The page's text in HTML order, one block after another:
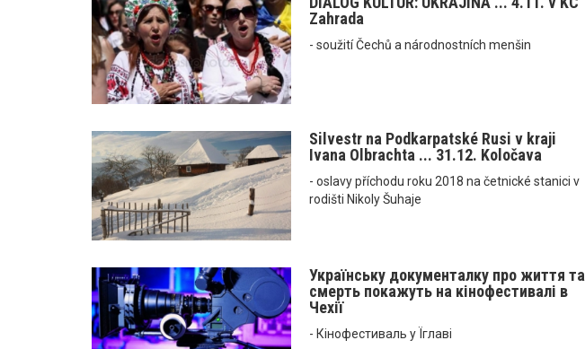
Zahrada
- soužití Čechů a národnostních menšin
Silvestr na Podkarpatské Rusi v kraji
Ivana Olbrachta ... 31.12. Koločava
- oslavy příchodu roku 2018 na četnické stanici v
rodišti Nikoly Šuhaje
Українську документалку про життя та
смерть покажуть на кінофестивалі в
Чехії
- Кінофестиваль у Їглаві